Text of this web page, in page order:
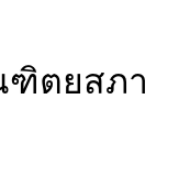
ตยสภา